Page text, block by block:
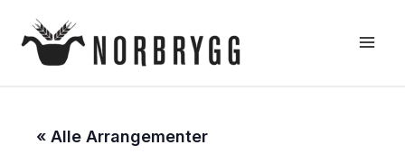
rett
« Alle Arrangementer